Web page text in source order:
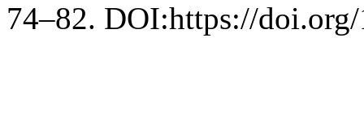
74–82. DOI:https://